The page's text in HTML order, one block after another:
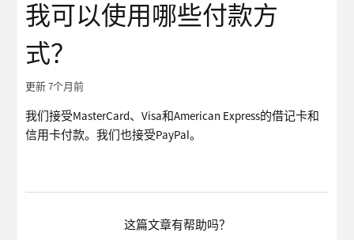
我可以使用哪些付款方
式？
更新7个月前
我们接受MasterCard、Visa和American Express的借记卡和
信用卡付款。我们也接受PayPal。
这篇文章有帮助吗？